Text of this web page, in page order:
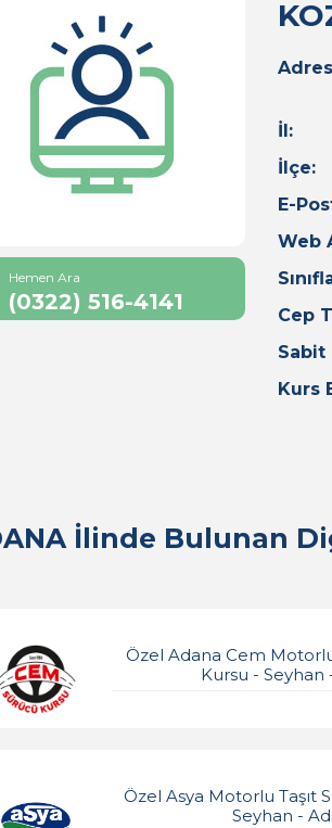
Hemen Ara
(0322) 516-4141
İl:
İlçe:
E-
Web
Cep
Sabit
Kurs
İlinde Bulunan
Özel Adana Cem
Kursu - Seyhan
Özel Asya Motorlu Taşıt
Seyhan -